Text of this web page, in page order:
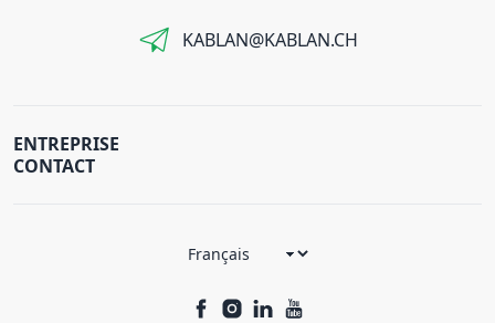
KABLAN@KABLAN.CH
ENTREPRISE
CONTACT